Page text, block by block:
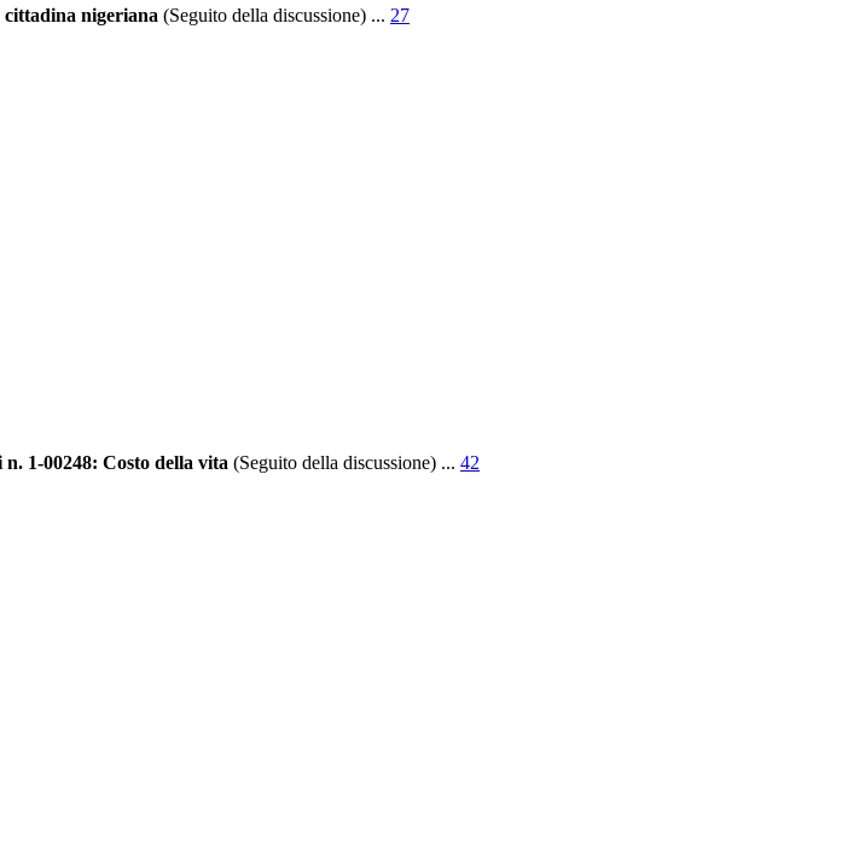
nigeriana (Seguito della discussione) ... 27
1-00248: Costo della vita (Seguito della discussione) ... 42